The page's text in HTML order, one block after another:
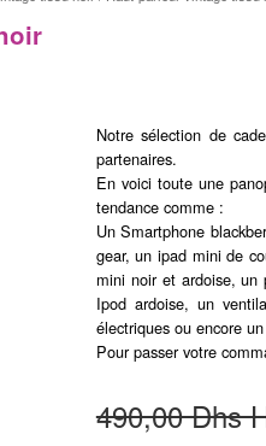
Notre sélection de
partenaires.
En voici toute une
tendance comme :
Un Smartphone
gear, un ipad mini de
mini noir et ardoise, un
Ipod ardoise, un
électriques ou encore
Pour passer votre
490,00 Dhs